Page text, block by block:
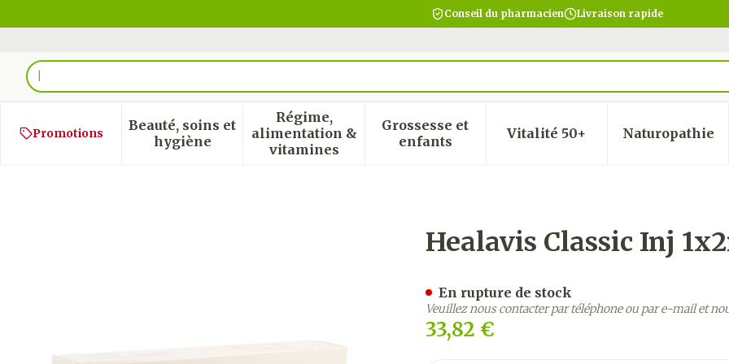
Conseil du pharmacien Livraison rapide
Rechercher
Promotions
Beauté, soins et
hygièneAfficher le sous-menu pour la catégorie Beauté, soins et hygiène
Régime,
alimentation &
vitamines
Afficher le sous-menu pour la catégorie Régime,
Grossesse et
enfantsAfficher le sous-menu pour la catégorie
Vitalité 50+Afficher le sous-menu
Naturopathie
Afficher
Healavis Classic Inj
33,82 €
En rupture de stock
Veuillez nous contacter par téléphone ou par e-mail et